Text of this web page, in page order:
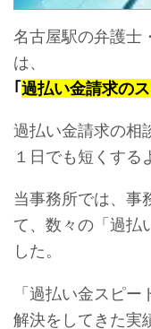
名古屋駅の弁護士
は、
｢過払い金請求の
過払い金請求の相
１日でも短くする
当事務所では、事
て、数々の「過払
した。
「過払い金スピ
解決をしてきた実